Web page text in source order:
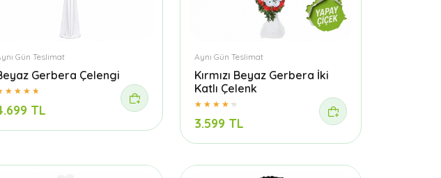
Gün Teslimat
Gerbera Çelengi
TL
Aynı Gün Teslimat
Kırmızı Beyaz Gerbera İki
Katlı Çelenk
3.599 TL